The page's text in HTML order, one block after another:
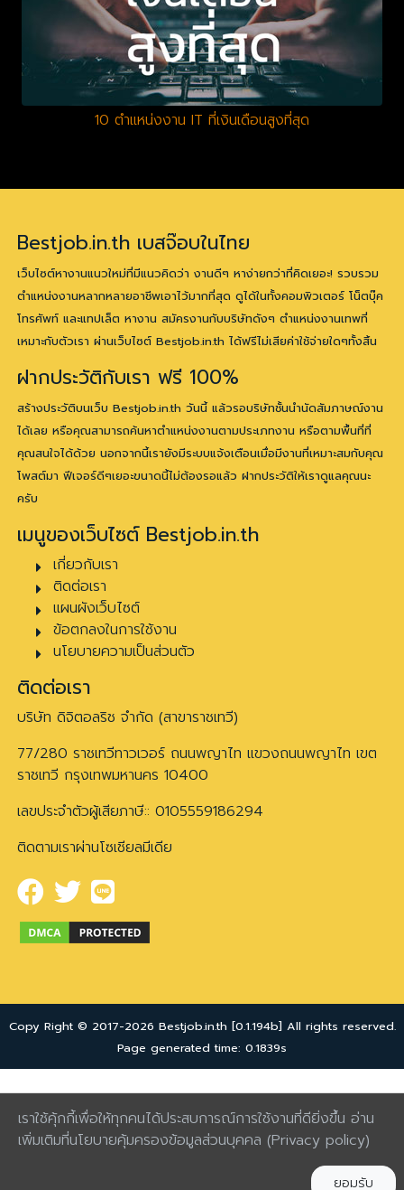
เราใช้คุ้กกี้เพื่อให้ทุกคนได้ประสบการณ์การใช้งานที่ดียิ่งขึ้น อ่าน
เพิ่มเติมที่นโยบายคุ้มครองข้อมูลส่วนบุคคล (Privacy policy)
ยอมรับ
10 ตำแหน่งงาน IT ที่เงินเดือนสูงที่สุด
Bestjob.in.th เบสจ๊อบในไทย
เว็บไซต์หางานแนวใหม่ที่มีแนวคิดว่า งานดีๆ หาง่ายกว่าที่คิดเยอะ! รวบรวม
ตำแหน่งงานหลากหลายอาชีพเอาไว้มากที่สุด ดูได้ในทั้งคอมพิวเตอร์ โน็ตบุ๊ค
โทรศัพท์ และแทปเล็ต หางาน สมัครงานกับบริษัทดังๆ ตำแหน่งงานเทพที่
เหมาะกับตัวเรา ผ่านเว็บไซต์ Bestjob.in.th ได้ฟรีไม่เสียค่าใช้จ่ายใดๆทั้งสิ้น
ฝากประวัติกับเรา ฟรี 100%
สร้างประวัติบนเว็บ Bestjob.in.th วันนี้ แล้วรอบริษัทชั้นนำนัดสัมภาษณ์งาน
ได้เลย หรือคุณสามารถค้นหาตำแหน่งงานตามประเภทงาน หรือตามพื้นที่ที่
คุณสนใจได้ด้วย นอกจากนี้เรายังมีระบบแจ้งเตือนเมื่อมีงานที่เหมาะสมกับคุณ
โพสต์มา ฟีเจอร์ดีๆเยอะขนาดนี้ไม่ต้องรอแล้ว ฝากประวัติให้เราดูแลคุณนะ
ครับ
เมนูของเว็บไซต์ Bestjob.in.th
เกี่ยวกับเรา
ติดต่อเรา
แผนผังเว็บไซต์
ข้อตกลงในการใช้งาน
นโยบายความเป็นส่วนตัว
ติดต่อเรา
บริษัท ดิจิตอลริช จำกัด (สาขาราชเทวี)
77/280 ราชเทวีทาวเวอร์ ถนนพญาไท แขวงถนนพญาไท เขต
ราชเทวี กรุงเทพมหานคร 10400
เลขประจำตัวผู้เสียภาษี:: 0105559186294
ติดตามเราผ่านโซเชียลมีเดีย
Copy Right © 2017-2026 Bestjob.in.th [0.1.194b] All rights reserved.
Page generated time: 0.1839s